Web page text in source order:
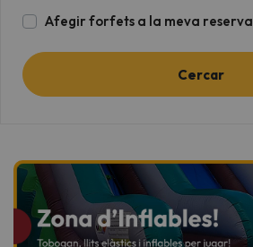
Afegir forfets a la meva reserva
Cercar